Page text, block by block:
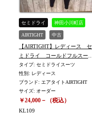
セミドライ 神田小川町店
AIRTIGHT 中古
【AIRTIGHT】レディース セ
ミドライ コールドフルスー
ツ ORDERサイズ(平置きでL
位) ※KL109
タイプ: セミドライスーツ
性別: レディース
ブランド: エアタイトAIRTIGHT
サイズ: オーダー
￥24,000－（税込）
KL109